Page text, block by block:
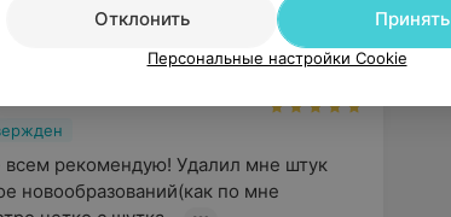
вас добрые слова в адрес
Всегда будем рады помочь.
всем рекомендую! Удалил мне штук
новообразований(как по мне
Отклонить
Принять
Персональные настройки Cookie